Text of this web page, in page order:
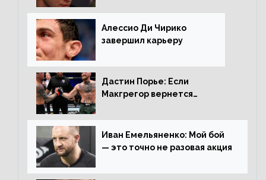
Копыловым
Алессио Ди Чирико
завершил карьеру
Дастин Порье: Если
Макгрегор вернется
раунда на Чендлера
Иван Емельяненко: Мой бой
— это точно не разовая акция